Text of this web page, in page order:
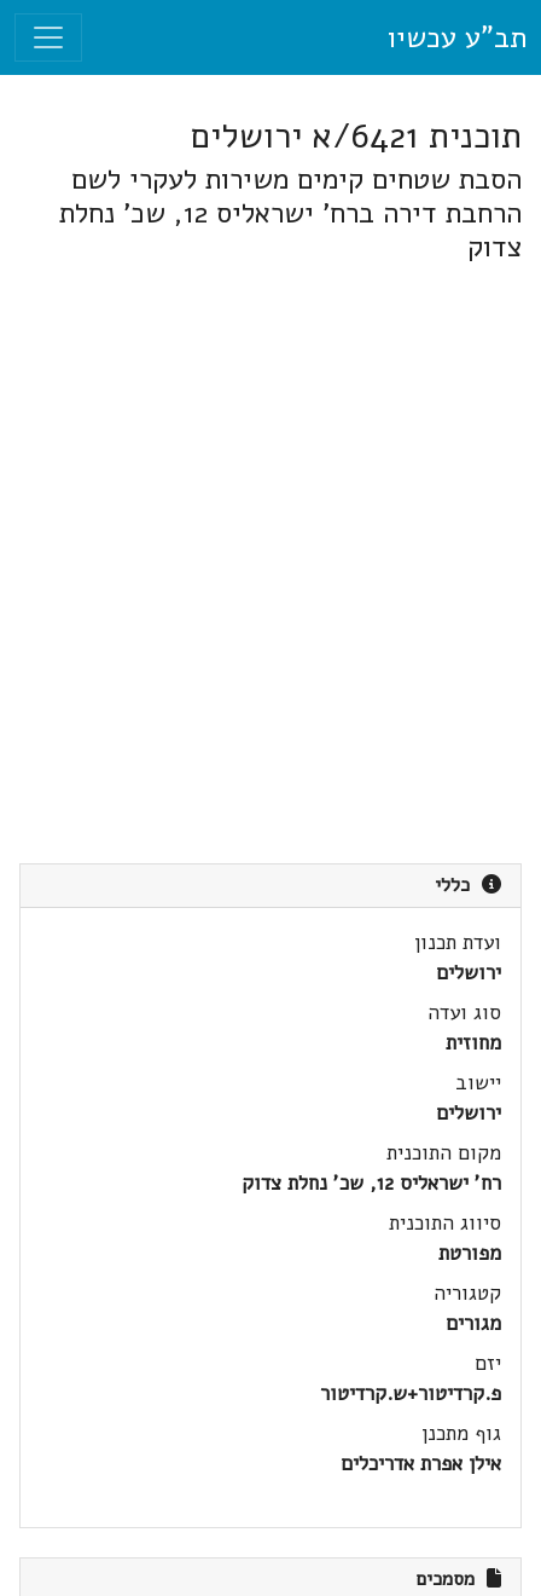
תב"ע עכשיו
תוכנית 6421/א ירושלים
הסבת שטחים קימים משירות לעקרי לשם
הרחבת דירה ברח' ישראליס 12, שכ' נחלת
צדוק
כללי
ועדת תכנון
ירושלים
סוג ועדה
מחוזית
יישוב
ירושלים
מקום התוכנית
רח' ישראליס 12, שכ' נחלת צדוק
סיווג התוכנית
מפורטת
קטגוריה
מגורים
יזם
פ.קרדיטור+ש.קרדיטור
גוף מתכנן
אילן אפרת אדריכלים
מסמכים